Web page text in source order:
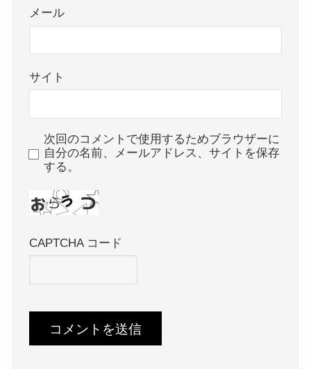
メール
サイト
次回のコメントで使用するためブラウザーに
自分の名前、メールアドレス、サイトを保存
する。
CAPTCHA コード